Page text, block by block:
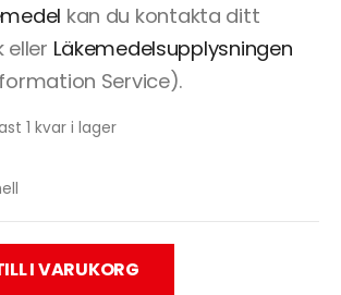
kan du kontakta ditt
eller Läkemedelsupplysningen
Service).
1 kvar i lager
I VARUKORG